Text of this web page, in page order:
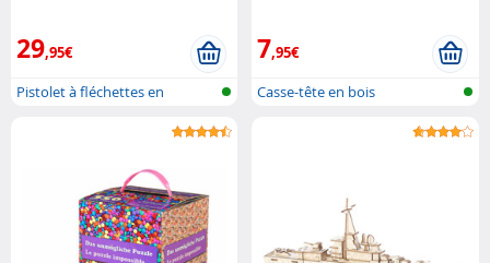
29,95€
Pistolet à fléchettes en
7,95€
Casse-tête en bois